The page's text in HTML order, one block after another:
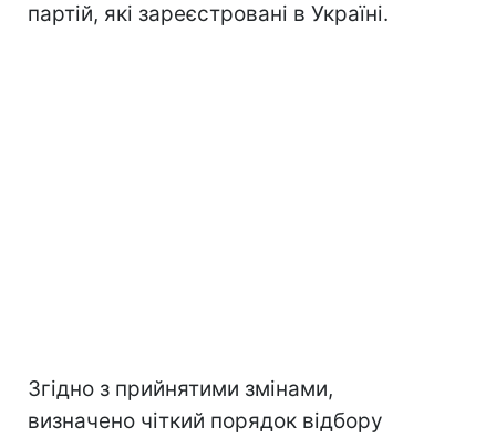
партій, які зареєстровані в Україні.
Згідно з прийнятими змінами,
визначено чіткий порядок відбору